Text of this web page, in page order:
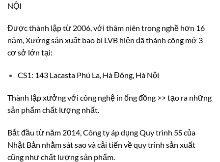
NỘI
Được thành lập từ 2006, với thâm niên trong nghề hơn 16
năm, Xưởng sản xuất bao bì LVB hiện đã thành công mở 3
cơ sở lớn tại:
CS1: 143 Lacasta Phú La, Hà Đông, Hà Nội
Thành lập xưởng với công nghệ in ống đồng >> tạo ra những
sản phẩm chất lượng nhất.
Bắt đầu từ năm 2014, Công ty áp dụng Quy trình 5S của
Nhật Bản nhằm sát sao và cải tiến về quy trình sản xuất
cũng như chất lượng sản phẩm.